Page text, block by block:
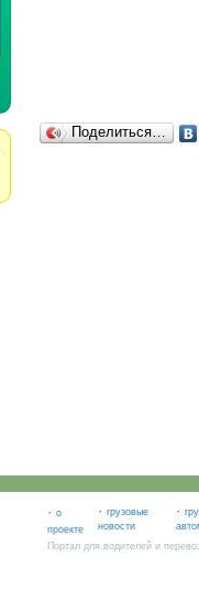
Поделиться…
· о
проекте
· грузовые
новости
·
Портал для водителей и